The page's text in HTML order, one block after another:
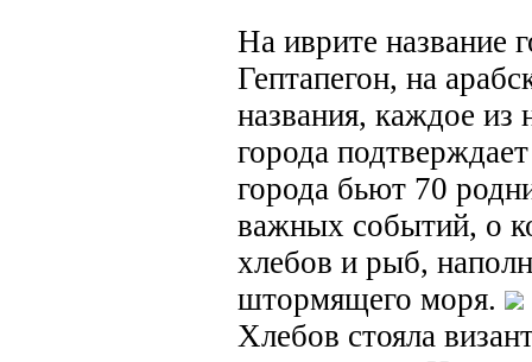
На иврите название
Гептапегон, на
названия, каждое из
города
города бьют 70
важных событий, о
хлебов и рыб,
штормящего моря.
Хлебов стояла